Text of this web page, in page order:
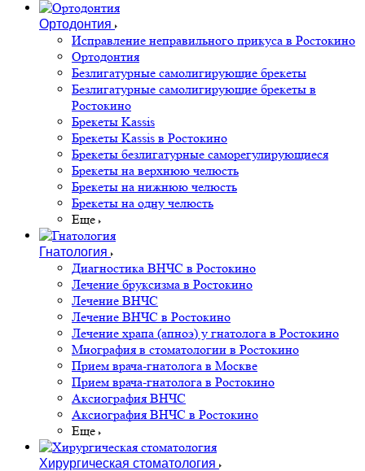
Ортодонтия
Исправление неправильного прикуса в Ростокино
Ортодонтия
Безлигатурные самолигирующие брекеты
Безлигатурные самолигирующие брекеты в
Ростокино
Брекеты Kassis
Брекеты Kassis в Ростокино
Брекеты безлигатурные саморегулирующиеся
Брекеты на верхнюю челюсть
Брекеты на нижнюю челюсть
Брекеты на одну челюсть
Еще
Гнатология
Диагностика ВНЧС в Ростокино
Лечение бруксизма в Ростокино
Лечение ВНЧС
Лечение ВНЧС в Ростокино
Лечение храпа (апноэ) у гнатолога в Ростокино
Миография в стоматологии в Ростокино
Прием врача-гнатолога в Москве
Прием врача-гнатолога в Ростокино
Аксиография ВНЧС
Аксиография ВНЧС в Ростокино
Еще
Хирургическая стоматология